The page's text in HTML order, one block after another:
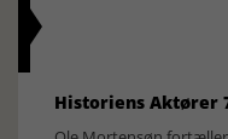
Historiens Aktører